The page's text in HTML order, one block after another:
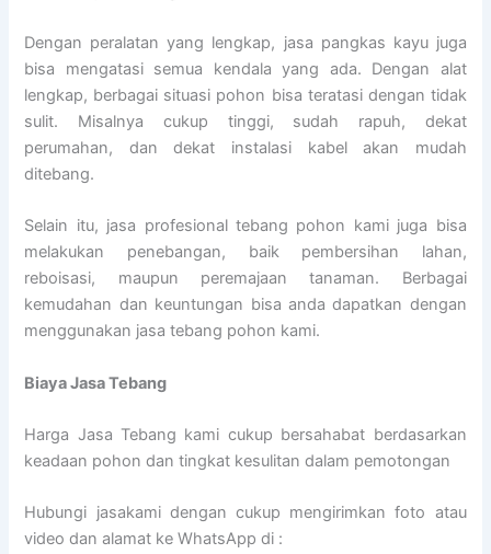
Dengan peralatan yang lengkap, jasa pangkas kayu juga
bisa mengatasi semua kendala yang ada. Dengan alat
lengkap, berbagai situasi pohon bisa teratasi dengan tidak
sulit. Misalnya cukup tinggi, sudah rapuh, dekat
perumahan, dan dekat instalasi kabel akan mudah
ditebang.
Selain itu, jasa profesional tebang pohon kami juga bisa
melakukan penebangan, baik pembersihan lahan,
reboisasi, maupun peremajaan tanaman. Berbagai
kemudahan dan keuntungan bisa anda dapatkan dengan
menggunakan jasa tebang pohon kami.
Biaya Jasa Tebang
Harga Jasa Tebang kami cukup bersahabat berdasarkan
keadaan pohon dan tingkat kesulitan dalam pemotongan
Hubungi jasakami dengan cukup mengirimkan foto atau
video dan alamat ke WhatsApp di :